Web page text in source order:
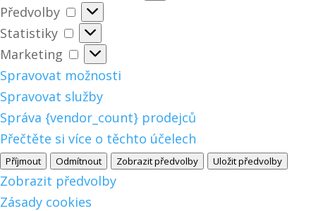
Předvolby
Předvolby
Statistiky
Statistiky
Marketing
Marketing
Spravovat možnosti
Spravovat služby
Správa {vendor_count} prodejců
Přečtěte si více o těchto účelech
Příjmout Odmítnout Zobrazit předvolby Uložit předvolby
Zobrazit předvolby
Zásady cookies